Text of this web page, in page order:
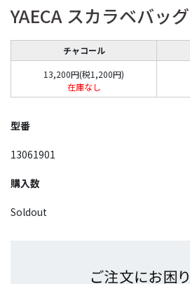
YAECA スカラベバッグ
チャコール
13,200円(税1,200円)
在庫なし
型番
13061901
購入数
Soldout